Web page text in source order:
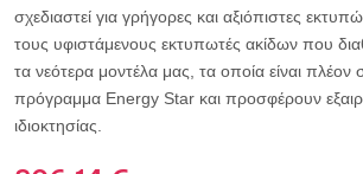
σχεδιαστεί για γρήγορες και αξιόπιστες
τους υφιστάμενους εκτυπωτές ακίδων που
τα νεότερα μοντέλα μας, τα οποία είναι πλέον
πρόγραμμα Energy Star και προσφέρουν
ιδιοκτησίας.